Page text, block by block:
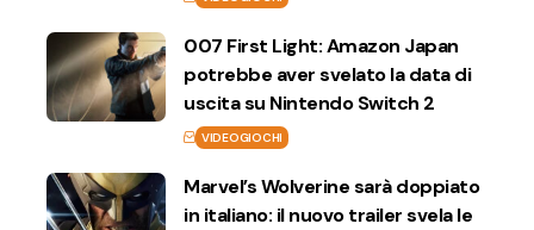
007 First Light: Amazon Japan
potrebbe aver svelato la data di
uscita su Nintendo Switch 2
VIDEOGIOCHI
Marvel’s Wolverine sarà doppiato
in italiano: il nuovo trailer svela le